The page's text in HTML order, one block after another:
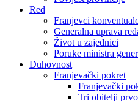
Red
Franjevci
Generalna uprava
Život u zajednici
Poruke ministra
Duhovnost
Franjevački pokret
Franjevački
Tri obitelji